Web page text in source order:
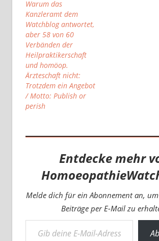
Warum das
Kanzleramt dem
Watchblog antwortet,
aber 58 von 60
Verbänden der
Heilpraktikerschaft
und homöop.
Ärzteschaft nicht:
Trotzdem ein Angebot
/ Motto: Publish or
perish
Entdecke mehr
Melde dich für ein Abonnement an,
Beiträge per E-Mail zu
Gib deine E-Mail-Adresse ein ...